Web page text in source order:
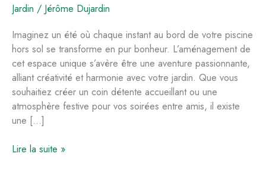
Jardin / Jérôme Dujardin
Imaginez un été où chaque instant au bord de votre piscine
hors sol se transforme en pur bonheur. L’aménagement de
cet espace unique s’avère être une aventure passionnante,
alliant créativité et harmonie avec votre jardin. Que vous
souhaitiez créer un coin détente accueillant ou une
atmosphère festive pour vos soirées entre amis, il existe
une […]
Aménagement
Lire la suite »